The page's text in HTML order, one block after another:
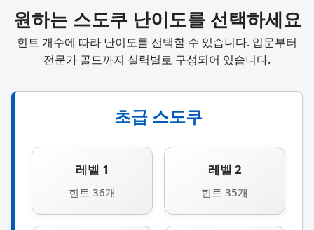
원하는 스도쿠 난이도를 선택하세요
힌트 개수에 따라 난이도를 선택할 수 있습니다. 입문부터
전문가 골드까지 실력별로 구성되어 있습니다.
초급 스도쿠
레벨 1
힌트 36개
레벨 2
힌트 35개